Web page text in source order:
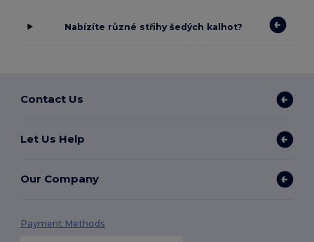
Nabízíte různé střihy šedých kalhot?
Contact Us
Let Us Help
Our Company
Payment Methods